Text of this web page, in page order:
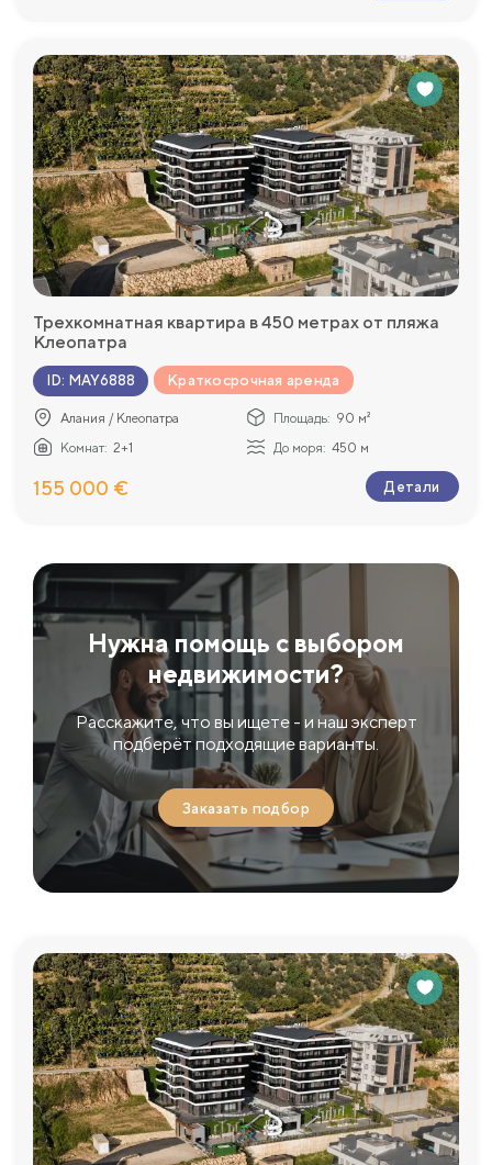
Трехкомнатная квартира в 450 метрах от пляжа
Клеопатра
ID: MAY6888 Краткосрочная аренда
Алания / Клеопатра Площадь: 90 м²
Комнат: 2+1 До моря: 450 м
155 000 € Детали
Нужна помощь с выбором
недвижимости?
Расскажите, что вы ищете - и наш эксперт
подберёт подходящие варианты.
Заказать подбор